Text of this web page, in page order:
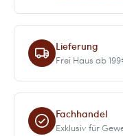
Lieferung
Frei Haus ab
Fachhandel
Exklusiv für